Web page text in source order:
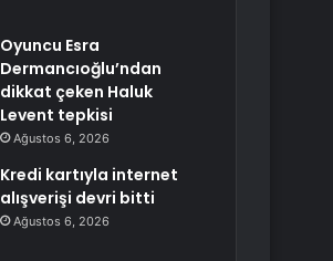
Oyuncu Esra
Dermancıoğlu’ndan
dikkat çeken Haluk
Levent tepkisi
Ağustos 6, 2026
Kredi kartıyla internet
alışverişi devri bitti
Ağustos 6, 2026